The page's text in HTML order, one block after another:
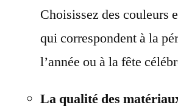
Choisissez des couleurs
qui correspondent à la
l’année ou à la fête
La qualité des